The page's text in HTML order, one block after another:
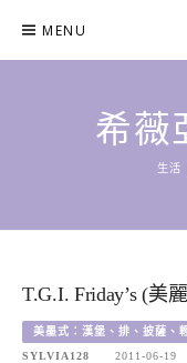
content
MENU
希薇
生
T.G.I. Friday’s (美
美墨式：漢堡、排、披薩、
SYLVIA128
2011-06-19